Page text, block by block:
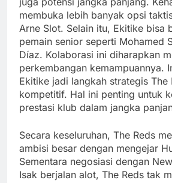
membuka lebih banyak opsi
Arne Slot. Selain itu, Ekitike bisa
pemain senior seperti Mohamed
Díaz. Kolaborasi ini diharapkan
perkembangan kemampuannya.
Ekitike jadi langkah strategis The
kompetitif. Hal ini penting untuk
prestasi klub dalam jangka
Secara keseluruhan, The Reds
ambisi besar dengan mengejar
Sementara negosiasi dengan
Isak berjalan alot, The Reds tak